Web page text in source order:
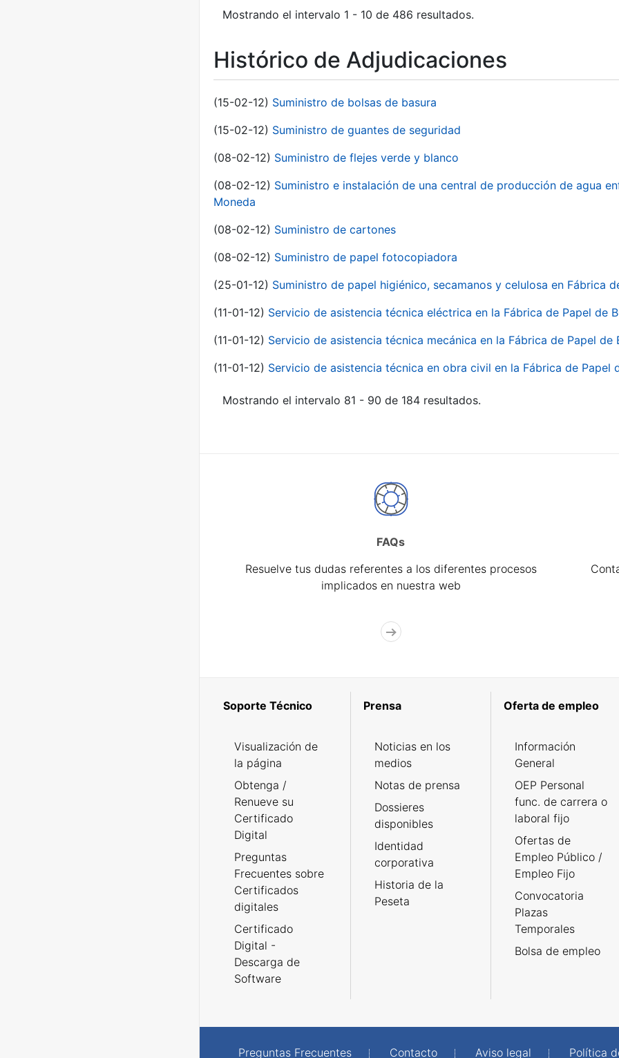
Mostrando el intervalo 1 - 10 de 486 resultados.
Histórico de Adjudicaciones
(15-02-12) Suministro de bolsas de basura
(15-02-12) Suministro de guantes de seguridad
(08-02-12) Suministro de flejes verde y blanco
(08-02-12) Suministro e instalación de una central de producción de agua
Moneda
(08-02-12) Suministro de cartones
(08-02-12) Suministro de papel fotocopiadora
(25-01-12) Suministro de papel higiénico, secamanos y celulosa en Fábrica
(11-01-12) Servicio de asistencia técnica eléctrica en la Fábrica de Papel de
(11-01-12) Servicio de asistencia técnica mecánica en la Fábrica de Papel de
(11-01-12) Servicio de asistencia técnica en obra civil en la Fábrica de Papel
Mostrando el intervalo 81 - 90 de 184 resultados.
FAQs
Resuelve tus dudas referentes a los diferentes procesos
implicados en nuestra web
Soporte Técnico
Visualización de
la página
Obtenga /
Renueve su
Certificado
Digital
Preguntas
Frecuentes sobre
Certificados
digitales
Certificado
Digital -
Descarga de
Software
Prensa
Noticias en los
medios
Notas de prensa
Dossieres
disponibles
Identidad
corporativa
Historia de la
Peseta
Oferta de empleo
Información
General
OEP Personal
func. de carrera o
laboral fijo
Ofertas de
Empleo Público /
Empleo Fijo
Convocatoria
Plazas
Temporales
Bolsa de empleo
Preguntas Frecuentes Contacto Aviso legal Política